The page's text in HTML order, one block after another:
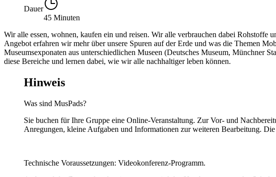
Dauer
45 Minuten
Wir alle essen, wohnen, kaufen ein und reisen. Wir alle verbrauchen dabei
Angebot erfahren wir mehr über unsere Spuren auf der Erde und was die Themen
Museumsexponaten aus unterschiedlichen Museen (Deutsches Museum, Münchner
diese Bereiche und lernen dabei, wie wir alle nachhaltiger leben können.
Hinweis
Was sind MusPads?
Sie buchen für Ihre Gruppe eine Online-Veranstaltung. Zur Vor- und
Anregungen, kleine Aufgaben und Informationen zur weiteren Bearbeitung.
Technische Voraussetzungen: Videokonferenz-Programm.